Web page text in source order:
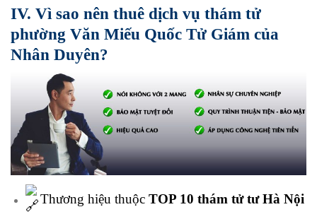
IV. Vì sao nên thuê dịch vụ thám tử
phường Văn Miếu Quốc Tử Giám của
Nhân Duyên?
Thương hiệu thuộc TOP 10 thám tử tư Hà Nội